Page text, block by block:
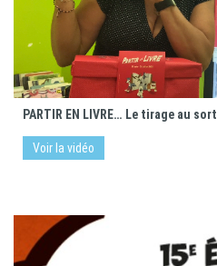
PARTIR EN LIVRE… Le tirage au sort
Voir la vidéo